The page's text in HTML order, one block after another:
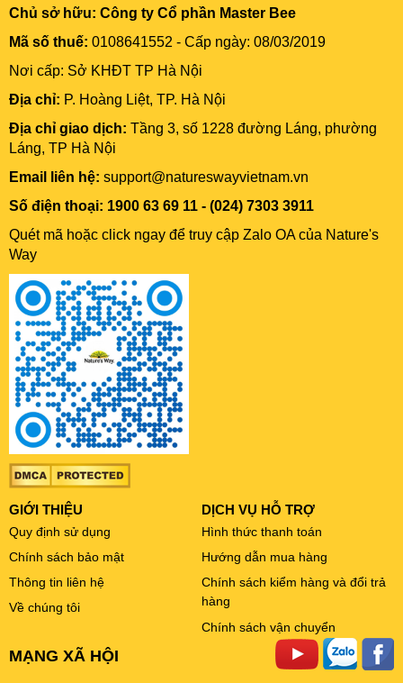
Chủ sở hữu: Công ty Cổ phần Master Bee
Mã số thuế: 0108641552 - Cấp ngày: 08/03/2019
Nơi cấp: Sở KHĐT TP Hà Nội
Địa chỉ: P. Hoàng Liệt, TP. Hà Nội
Địa chỉ giao dịch: Tầng 3, số 1228 đường Láng, phường
Láng, TP Hà Nội
Email liên hệ: support@natureswayvietnam.vn
Số điện thoại: 1900 63 69 11 - (024) 7303 3911
Quét mã hoặc click ngay để truy cập Zalo OA của Nature's
Way
GIỚI THIỆU
Quy định sử dụng
Chính sách bảo mật
Thông tin liên hệ
Về chúng tôi
DỊCH VỤ HỖ TRỢ
Hình thức thanh toán
Hướng dẫn mua hàng
Chính sách kiểm hàng và đổi trả
hàng
Chính sách vận chuyển
MẠNG XÃ HỘI